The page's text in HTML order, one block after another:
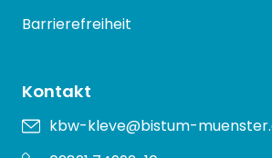
Barrierefreiheit
Kontakt
kbw-kleve@bistum-